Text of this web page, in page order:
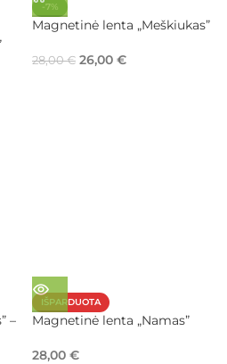
-7%
Magnetinė lenta „Meškiukas”
28,00€ 26,00 €
–
IŠPARDUOTA
Magnetinė lenta „Namas”
28,00 €